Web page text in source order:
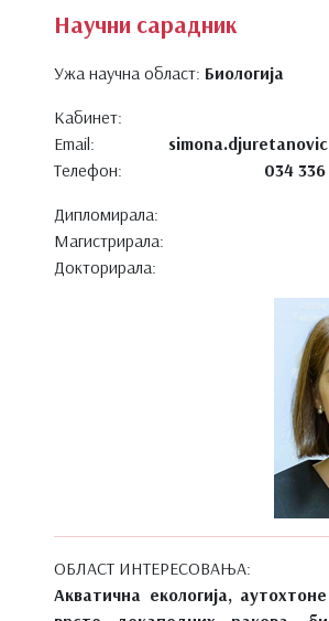
Научни сарадник
Ужа научна област: Биологија
Кабинет:
Email:
Телефон:
034
Дипломирала:
Магистрирала:
Докторирала:
ОБЛАСТ ИНТЕРЕСОВАЊА:
Акватична екологија,